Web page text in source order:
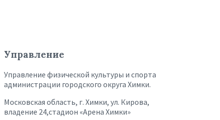
Управление
Управление физической культуры и спорта
администрации городского округа Химки.
Московская область, г. Химки, ул. Кирова,
владение 24,стадион «Арена Химки»